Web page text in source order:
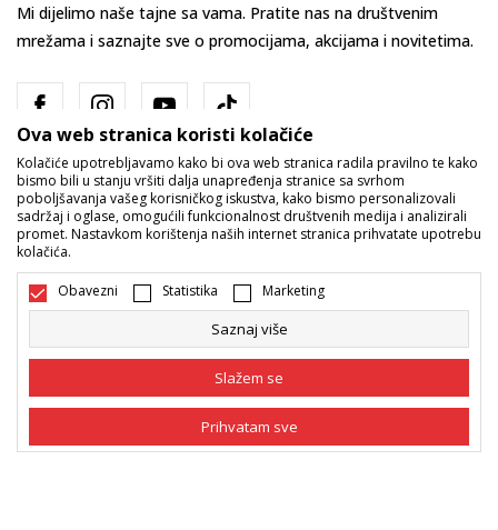
Mi dijelimo naše tajne sa vama. Pratite nas na društvenim
mrežama i saznajte sve o promocijama, akcijama i novitetima.
Bosna i Hercegovina Promijenite
Nastojimo da budemo što precizniji u opisu proizvoda, prikazu slika i
samih cijena, ali ne možemo garantovati da su sve informacije kompletne
i bez grešaka. Svi artikli prikazani na sajtu su dio naše ponude i ne
Ova web stranica koristi kolačiće
Kolačiće upotrebljavamo kako bi ova web stranica radila pravilno te kako
bismo bili u stanju vršiti dalja unapređenja stranice sa svrhom
poboljšavanja vašeg korisničkog iskustva, kako bismo personalizovali
sadržaj i oglase, omogućili funkcionalnost društvenih medija i analizirali
promet. Nastavkom korištenja naših internet stranica prihvatate upotrebu
kolačića.
Obavezni Statistika Marketing
Saznaj više
Slažem se
Prihvatam sve